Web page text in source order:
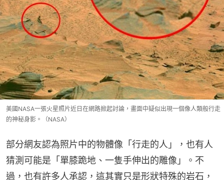
美國NASA一張火星照片近日在網路掀起討論，畫面中疑似出現一個像人類般行走
的神秘身影。（NASA）
部分網友認為照片中的物體像「行走的人」，也有人
猜測可能是「單膝跪地、一隻手伸出的雕像」。不
過，也有許多人承認，這其實只是形狀特殊的岩石，